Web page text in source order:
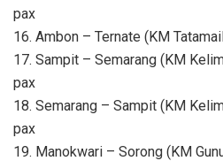
pax
16. Ambon – Ternate (KM
17. Sampit – Semarang (KM
pax
18. Semarang – Sampit (KM
pax
19. Manokwari – Sorong (KM